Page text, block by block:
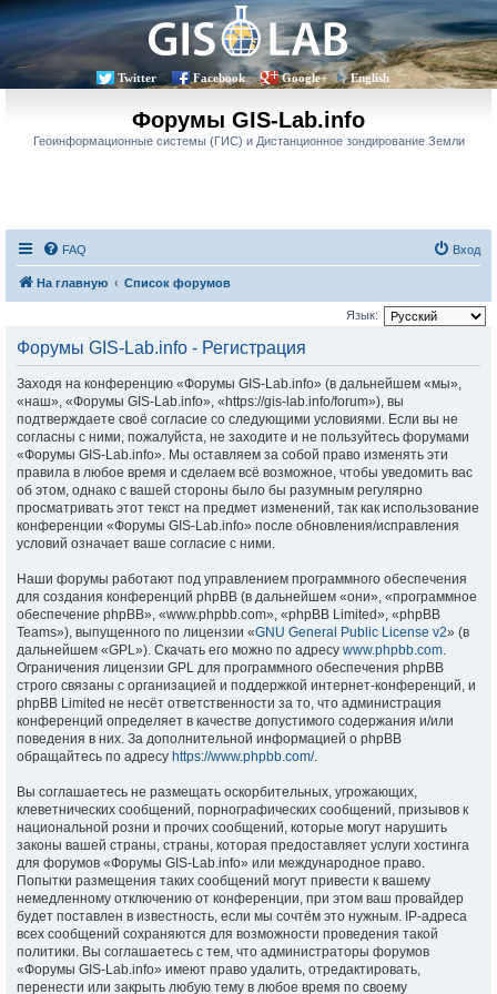
Twitter Facebook Google+ English
Форумы GIS-Lab.info
Геоинформационные системы (ГИС) и Дистанционное зондирование Земли
FAQ Вход
На главную Список форумов
Язык:
Форумы GIS-Lab.info - Регистрация
Заходя на конференцию «Форумы GIS-Lab.info» (в дальнейшем «мы»,
«наш», «Форумы GIS-Lab.info», «https://gis-lab.info/forum»), вы
подтверждаете своё согласие со следующими условиями. Если вы не
согласны с ними, пожалуйста, не заходите и не пользуйтесь форумами
«Форумы GIS-Lab.info». Мы оставляем за собой право изменять эти
правила в любое время и сделаем всё возможное, чтобы уведомить вас
об этом, однако с вашей стороны было бы разумным регулярно
просматривать этот текст на предмет изменений, так как использование
конференции «Форумы GIS-Lab.info» после обновления/исправления
условий означает ваше согласие с ними.
Наши форумы работают под управлением программного обеспечения
для создания конференций phpBB (в дальнейшем «они», «программное
обеспечение phpBB», «www.phpbb.com», «phpBB Limited», «phpBB
Teams»), выпущенного по лицензии «GNU General Public License v2» (в
дальнейшем «GPL»). Скачать его можно по адресу www.phpbb.com.
Ограничения лицензии GPL для программного обеспечения phpBB
строго связаны с организацией и поддержкой интернет-конференций, и
phpBB Limited не несёт ответственности за то, что администрация
конференций определяет в качестве допустимого содержания и/или
поведения в них. За дополнительной информацией о phpBB
обращайтесь по адресу https://www.phpbb.com/.
Вы соглашаетесь не размещать оскорбительных, угрожающих,
клеветнических сообщений, порнографических сообщений, призывов к
национальной розни и прочих сообщений, которые могут нарушить
законы вашей страны, страны, которая предоставляет услуги хостинга
для форумов «Форумы GIS-Lab.info» или международное право.
Попытки размещения таких сообщений могут привести к вашему
немедленному отключению от конференции, при этом ваш провайдер
будет поставлен в известность, если мы сочтём это нужным. IP-адреса
всех сообщений сохраняются для возможности проведения такой
политики. Вы соглашаетесь с тем, что администраторы форумов
«Форумы GIS-Lab.info» имеют право удалить, отредактировать,
перенести или закрыть любую тему в любое время по своему